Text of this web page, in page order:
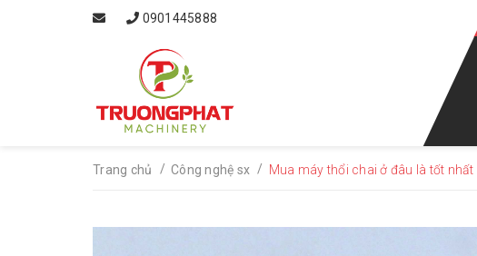
0901445888
Trang chủ / Công nghệ sx / Mua máy thổi chai ở đâu là tốt nhất